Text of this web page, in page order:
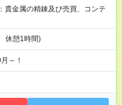
貴金属の精錬及び売買、コンテ
休憩1時間)
～！